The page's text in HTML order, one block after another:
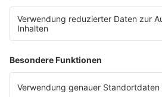
App
Datenschutzerklärung